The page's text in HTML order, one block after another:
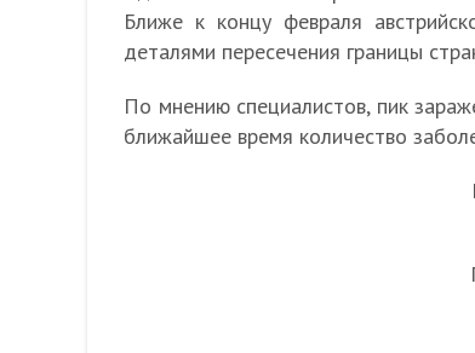
Ближе к концу февраля
деталями пересечения границы
По мнению специалистов, пик
ближайшее время количество